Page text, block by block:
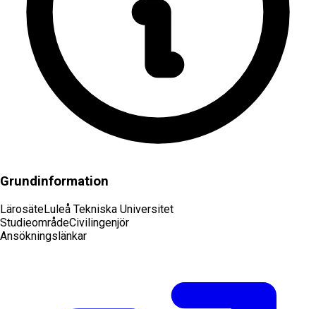
Grundinformation
LärosäteLuleå Tekniska Universitet
StudieområdeCivilingenjör
Ansökningslänkar